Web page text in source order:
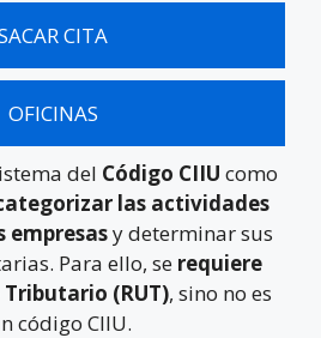
CITA
OFICINAS
del Código CIIU como
las actividades
empresasy determinar sus
Para ello, se requiere
(RUT), sino no es
código CIIU.